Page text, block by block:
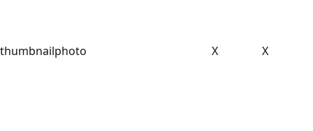
thumbnailphoto X X